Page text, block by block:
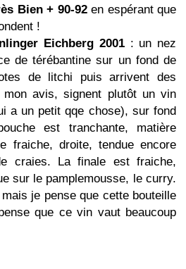
Bien + 90-92en espérant que
!
Eichberg 2001: un nez
de térébantine sur un fond de
de litchi puis arrivent des
avis, signent plutôt un vin
a un petit qqe chose), sur fond
est tranchante, matière
fraiche, droite, tendue encore
craies. La finale est fraiche,
sur le pamplemousse, le curry.
je pense que cette bouteille
que ce vin vaut beaucoup